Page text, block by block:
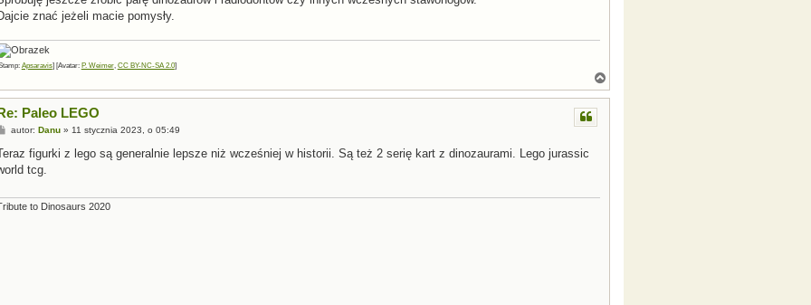
znać jeżeli macie pomysły.
Apsaravis] [Avatar: P. Weimer, CC BY-NC-SA 2.0]
a
g
Paleo LEGO
P
s
autor: Danu» 11 stycznia 2023, o 05:49
figurki z lego są generalnie lepsze niż wcześniej w historii. Są też 2 serię kart z dinozaurami. Lego jurassic
tcg.
to Dinosaurs 2020